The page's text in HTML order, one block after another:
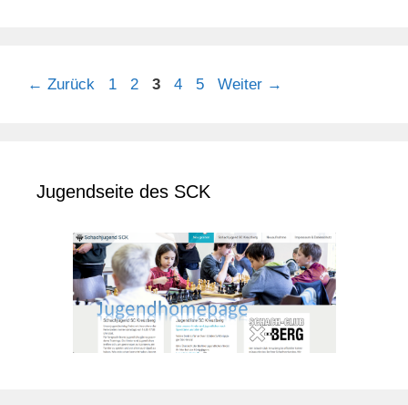
← Zurück Seite
1 Seite
2 Seite
3 Seite
4 Seite
5 Weiter →
Jugendseite des SCK